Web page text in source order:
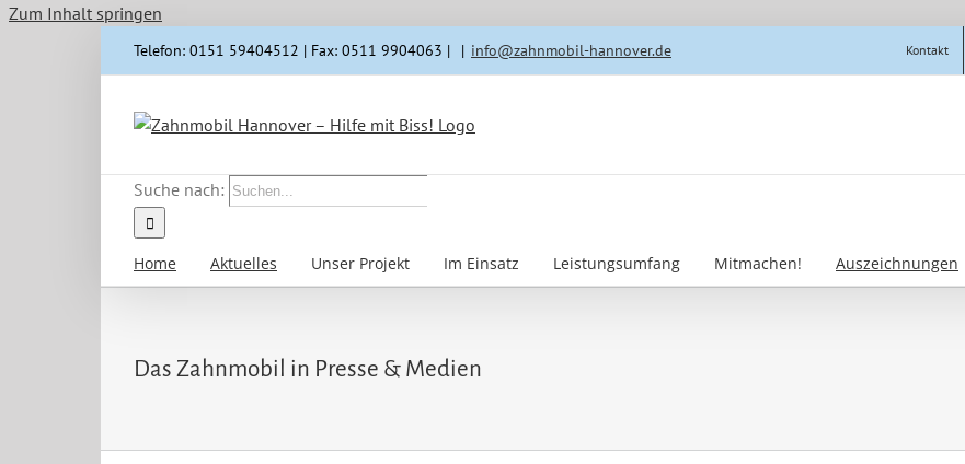
Zum Inhalt springen
Telefon: 0151 59404512 | Fax: 0511 9904063 | | info@zahnmobil-hannover.de Kontakt
Suche nach:
Home Aktuelles Unser Projekt Im Einsatz Leistungsumfang Mitmachen! Auszeichnungen
Das Zahnmobil in Presse & Medien